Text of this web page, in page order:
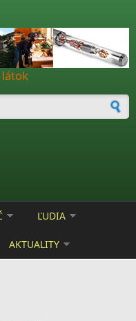
látok
ĽUDIA
AKTUALITY